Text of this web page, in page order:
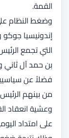
القمة.
وضغط النظام
إندونيسيا
التي تجمع
بن حمد آل ثاني
من بينهم
وعشية انعقاد
على امتداد